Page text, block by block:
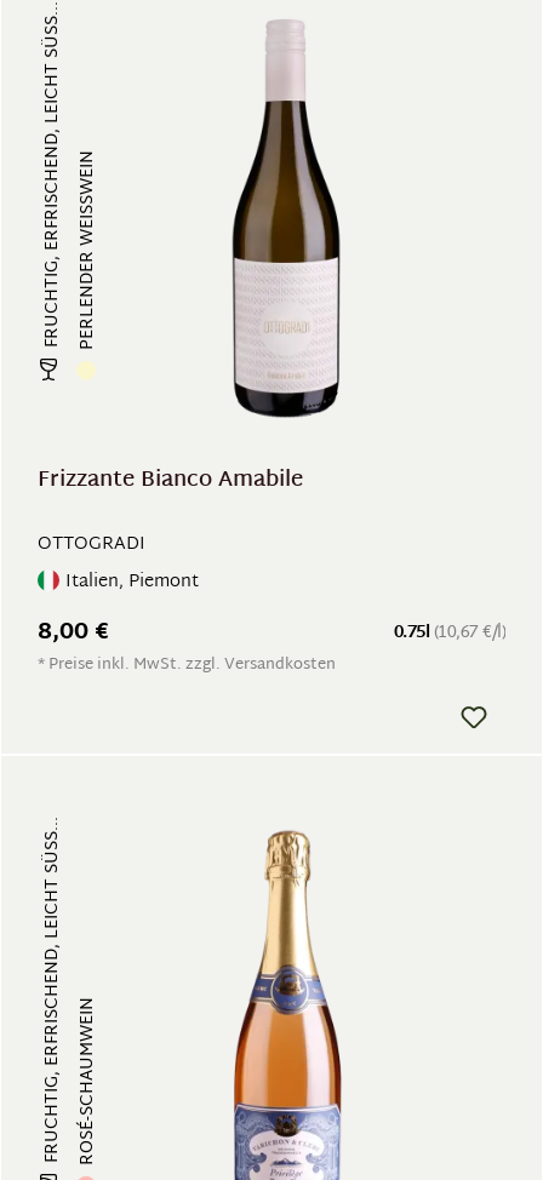
FRUCHTIG, ERFRISCHEND, LEICHT SÜSS...PERLENDER WEISSWEIN
Frizzante Bianco Amabile
OTTOGRADI
Italien, Piemont
0.75l (10,67 €/l)
8,00 €
* Preise inkl. MwSt. zzgl. Versandkosten
FRUCHTIG, ERFRISCHEND, LEICHT SÜSS...ROSÉ-SCHAUMWEIN